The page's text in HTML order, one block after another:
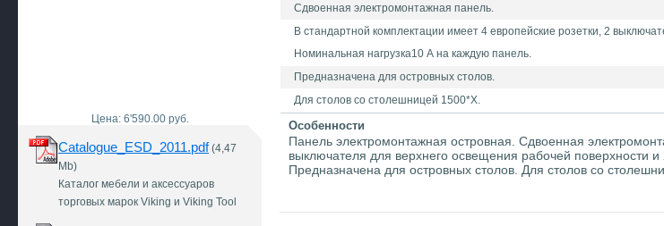
Цена: 6'590.00 руб.
Catalogue_ESD_2011.pdf(4,47
Mb)
Каталог мебели и аксессуаров
торговых марок Viking и Viking Tool
Сдвоенная электромонтажная панель.
В стандартной комплектации имеет 4 европейские розетки, 2
Номинальная нагрузка10 А на каждую панель.
Предназначена для островных столов.
Для столов со столешницей 1500*X.
Особенности
Панель электромонтажная островная. Сдвоенная
выключателя для верхнего освещения рабочей поверхности
Предназначена для островных столов. Для столов со